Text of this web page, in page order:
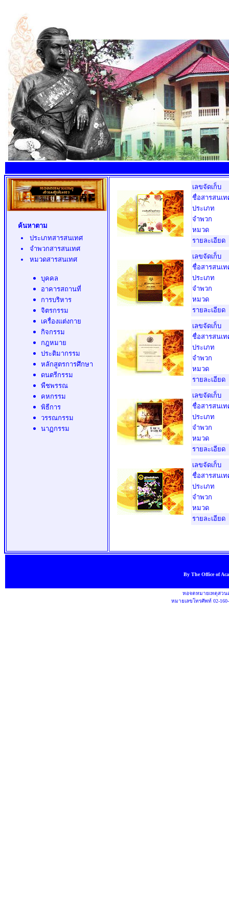
ค้นหาตาม
ประเภทสารสนเทศ
จำพวกสารสนเทศ
หมวดสารสนเทศ
บุคคล
อาคารสถานที่
การบริหาร
จิตรกรรม
เครื่องแต่งกาย
กิจกรรม
กฎหมาย
ประติมากรรม
หลักสูตรการศึกษา
ดนตรีกรรม
พืชพรรณ
คหกรรม
พิธีการ
วรรณกรรม
นาฏกรรม
เลขจัดเก็บ
ชื่อสารสนเท
ประเภท
จำพวก
หมวด
รายละเอียด
เลขจัดเก็บ
ชื่อสารสนเท
ประเภท
จำพวก
หมวด
รายละเอียด
เลขจัดเก็บ
ชื่อสารสนเท
ประเภท
จำพวก
หมวด
รายละเอียด
เลขจัดเก็บ
ชื่อสารสนเท
ประเภท
จำพวก
หมวด
รายละเอียด
เลขจัดเก็บ
ชื่อสารสนเท
ประเภท
จำพวก
หมวด
รายละเอียด
By The Office of
หอจดหมายเหตุสว
หมายเลขโทรศัพท์ 02-160-